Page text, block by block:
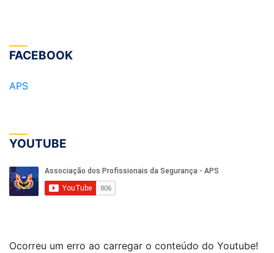
FACEBOOK
APS
YOUTUBE
Ocorreu um erro ao carregar o conteúdo do Youtube!